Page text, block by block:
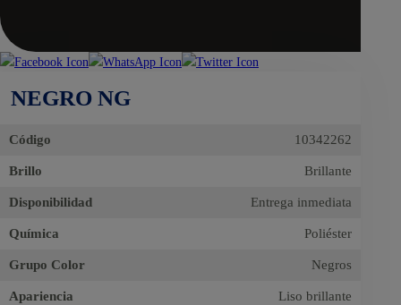
NEGRO NG
Código 10342262
Brillo Brillante
Disponibilidad Entrega inmediata
Química Poliéster
Grupo Color Negros
Apariencia Liso brillante